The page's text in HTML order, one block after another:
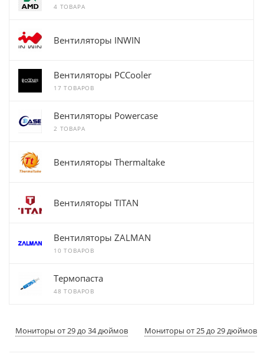
4 ТОВАРА
Вентиляторы INWIN
Вентиляторы PCCooler
17 ТОВАРОВ
Вентиляторы Powercase
2 ТОВАРА
Вентиляторы Thermaltake
Вентиляторы TITAN
Вентиляторы ZALMAN
10 ТОВАРОВ
Термопаста
48 ТОВАРОВ
Мониторы от 29 до 34 дюймов Мониторы от 25 до 29 дюймов